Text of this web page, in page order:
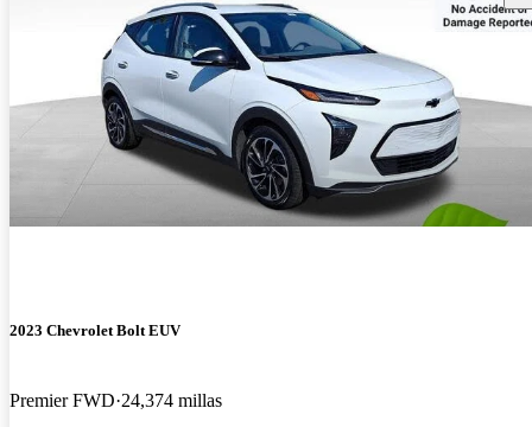
2023 Chevrolet Bolt EUV
Premier FWD 24,374 millas